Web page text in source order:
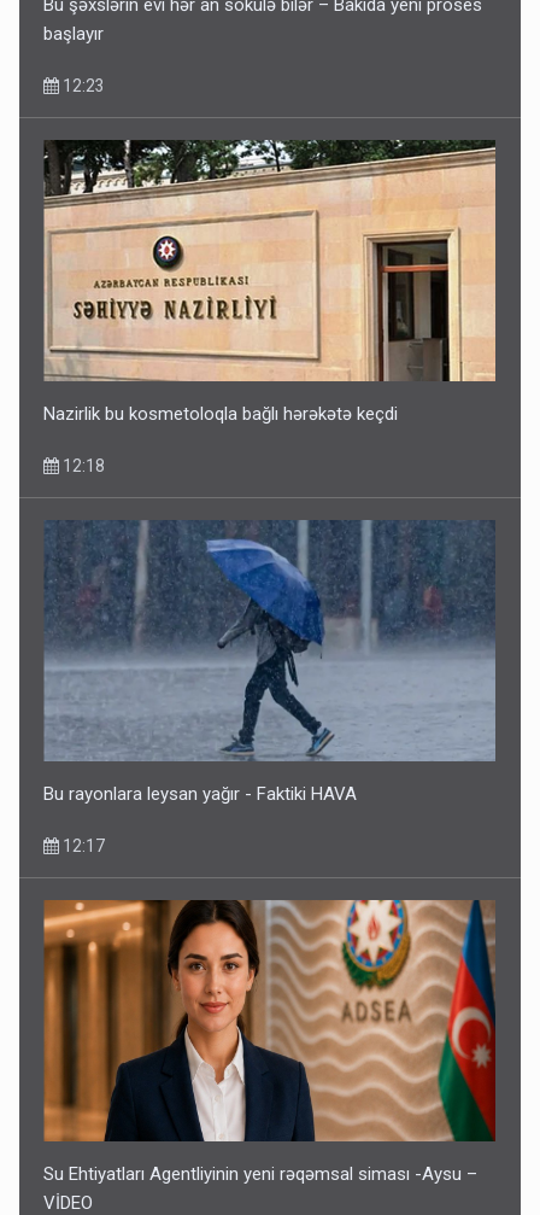
Corab satdığı deyilən qazi ilə bağlı - Daha bir açıqlama
11:40
Bakıdakı “yəhudi”nin qurbanları - Sensasion adlar
10:13
Bu şəxslərin evi hər an sökülə bilər – Bakıda yeni proses
başlayır
12:23
Nazirlik bu kosmetoloqla bağlı hərəkətə keçdi
12:18
Bu rayonlara leysan yağır - Faktiki HAVA
12:17
Su Ehtiyatları Agentliyinin yeni rəqəmsal siması -Aysu –
VİDEO